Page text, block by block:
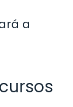
a